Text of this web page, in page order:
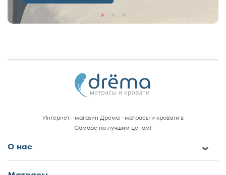
Интернет - магазин Дрёма - матрасы и кровати в
Самаре по лучшим ценам!
О нас